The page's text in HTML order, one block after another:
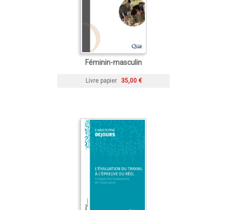
Féminin-masculin
Livre papier 35,00 €